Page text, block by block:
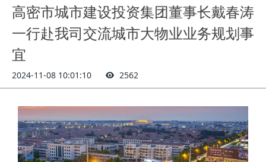
高密市城市建设投资集团董事长戴春涛
一行赴我司交流城市大物业业务规划事
宜
2024-11-08 10:01:10 2562